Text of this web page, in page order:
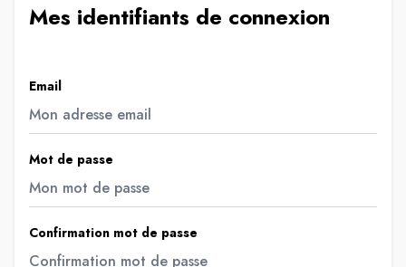
Mes identifiants de connexion
Email
Mot de passe
Confirmation mot de passe